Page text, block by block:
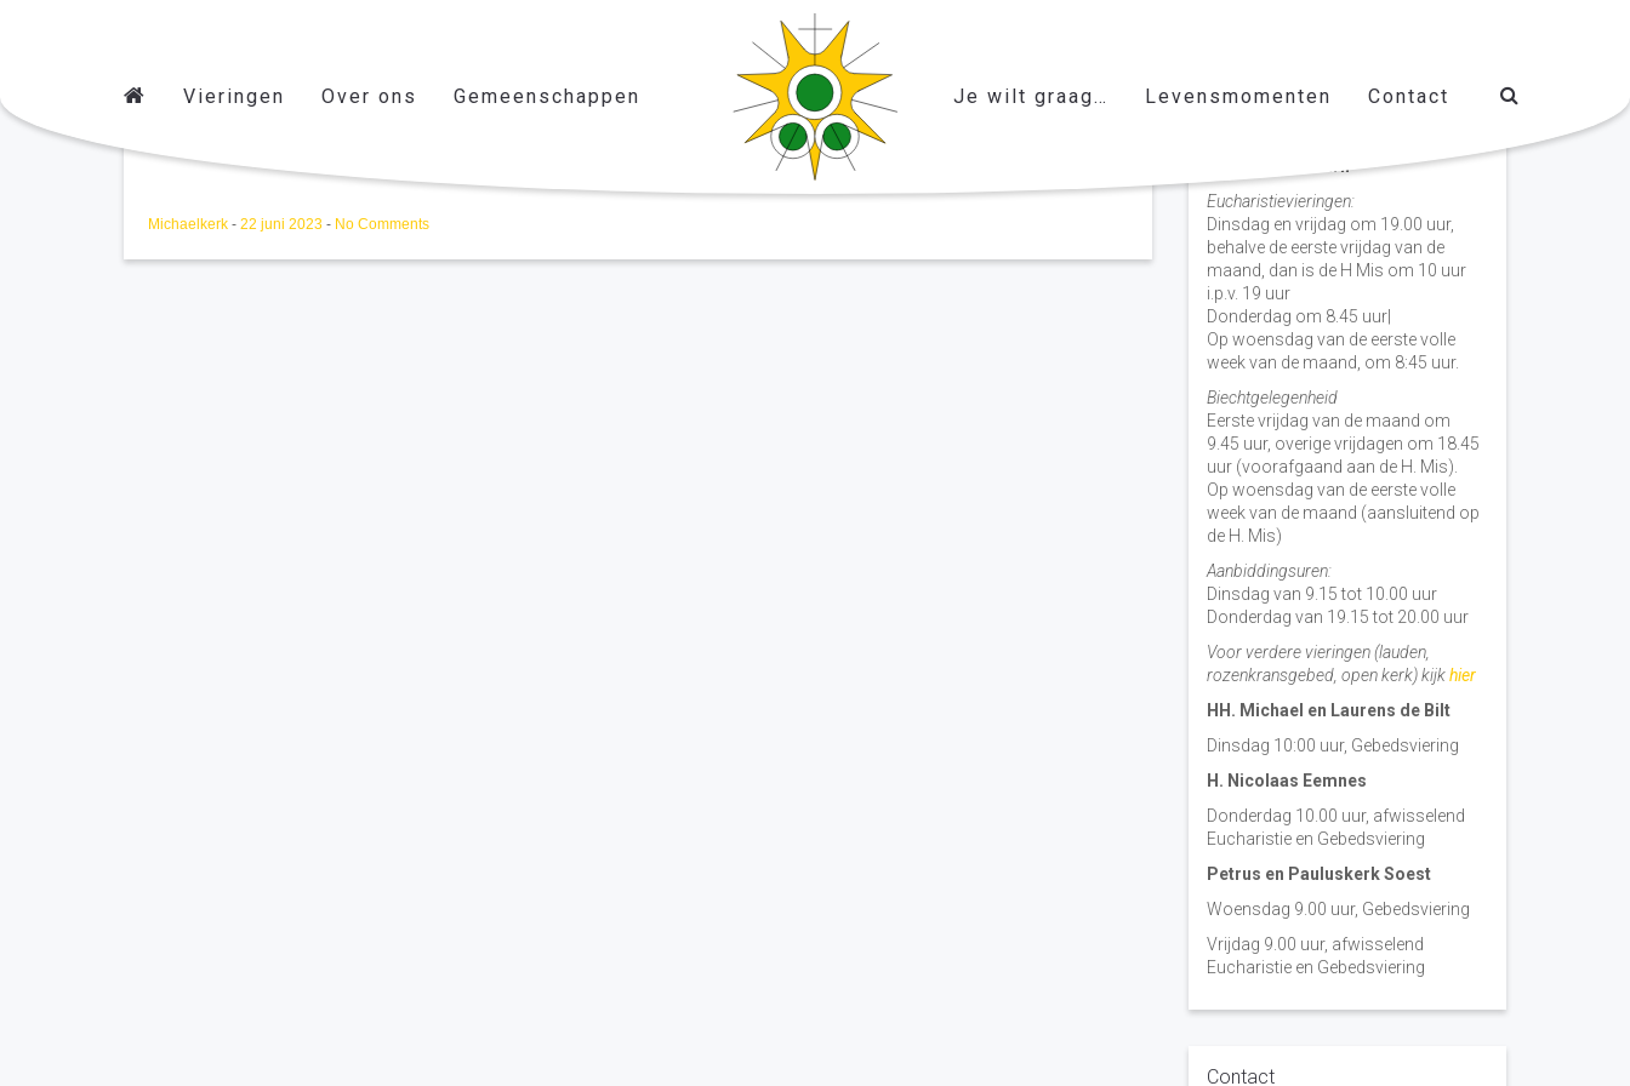
Vieringen Over ons Gemeenschappen Je wilt graag… Levensmomenten Contact
Michaelkerk - 22 juni 2023 - No Comments
Vieringen door de week
H. Nicolaas Baarn
Eucharistievieringen:
Dinsdag en vrijdag om 19.00 uur,
behalve de eerste vrijdag van de
maand, dan is de H Mis om 10 uur
i.p.v. 19 uur
Donderdag om 8.45 uur|
Op woensdag van de eerste volle
week van de maand, om 8:45 uur.
Biechtgelegenheid
Eerste vrijdag van de maand om
9.45 uur, overige vrijdagen om 18.45
uur (voorafgaand aan de H. Mis).
Op woensdag van de eerste volle
week van de maand (aansluitend op
de H. Mis)
Aanbiddingsuren:
Dinsdag van 9.15 tot 10.00 uur
Donderdag van 19.15 tot 20.00 uur
Voor verdere vieringen (lauden,
rozenkransgebed, open kerk) kijkhier
HH. Michael en Laurens de Bilt
Dinsdag 10:00 uur, Gebedsviering
H. Nicolaas Eemnes
Donderdag 10.00 uur, afwisselend
Eucharistie en Gebedsviering
Petrus en Pauluskerk Soest
Woensdag 9.00 uur, Gebedsviering
Vrijdag 9.00 uur, afwisselend
Eucharistie en Gebedsviering
Contact